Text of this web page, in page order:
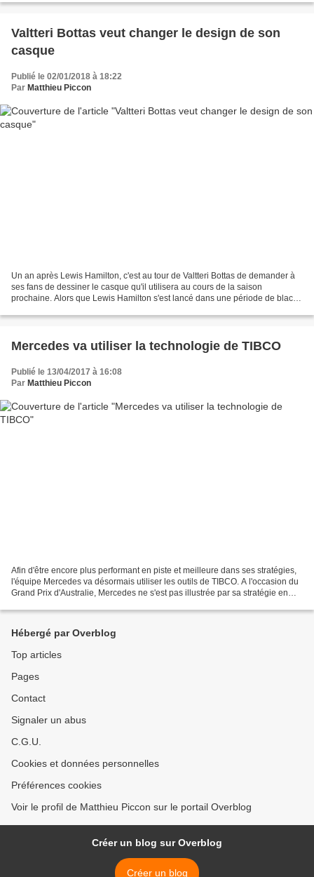
Valtteri Bottas veut changer le design de son
casque
Publié le 02/01/2018 à 18:22
Par Matthieu Piccon
Un an après Lewis Hamilton, c'est au tour de Valtteri Bottas de demander à
ses fans de dessiner le casque qu'il utilisera au cours de la saison
prochaine. Alors que Lewis Hamilton s'est lancé dans une période de black-
Mercedes va utiliser la technologie de TIBCO
Publié le 13/04/2017 à 16:08
Par Matthieu Piccon
Afin d'être encore plus performant en piste et meilleure dans ses stratégies,
l'équipe Mercedes va désormais utiliser les outils de TIBCO. A l'occasion du
Grand Prix d'Australie, Mercedes ne s'est pas illustrée par sa stratégie en
Hébergé par Overblog
Top articles
Pages
Contact
Signaler un abus
C.G.U.
Cookies et données personnelles
Préférences cookies
Voir le profil de Matthieu Piccon sur le portail Overblog
Créer un blog sur Overblog
Créer un blog